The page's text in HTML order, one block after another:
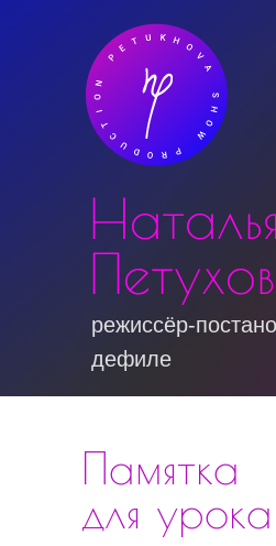
Наталья
режиссёр-
дефиле
Памятка
для